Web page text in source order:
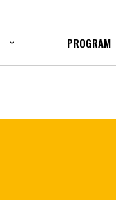
PROGRAM